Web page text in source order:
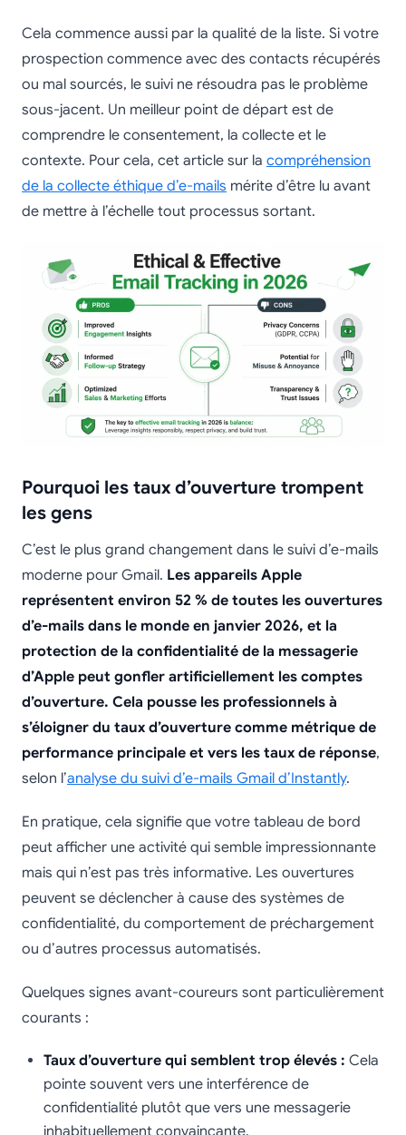
Cela commence aussi par la qualité de la liste. Si votre
prospection commence avec des contacts récupérés
ou mal sourcés, le suivi ne résoudra pas le problème
sous-jacent. Un meilleur point de départ est de
comprendre le consentement, la collecte et le
contexte. Pour cela, cet article sur la compréhension
de la collecte éthique d’e-mails mérite d’être lu avant
de mettre à l’échelle tout processus sortant.
Pourquoi les taux d’ouverture trompent
les gens
C’est le plus grand changement dans le suivi d’e-mails
moderne pour Gmail. Les appareils Apple
représentent environ 52 % de toutes les ouvertures
d’e-mails dans le monde en janvier 2026, et la
protection de la confidentialité de la messagerie
d’Apple peut gonfler artificiellement les comptes
d’ouverture. Cela pousse les professionnels à
s’éloigner du taux d’ouverture comme métrique de
performance principale et vers les taux de réponse,
selon l’analyse du suivi d’e-mails Gmail d’Instantly.
En pratique, cela signifie que votre tableau de bord
peut afficher une activité qui semble impressionnante
mais qui n’est pas très informative. Les ouvertures
peuvent se déclencher à cause des systèmes de
confidentialité, du comportement de préchargement
ou d’autres processus automatisés.
Quelques signes avant-coureurs sont particulièrement
courants :
Taux d’ouverture qui semblent trop élevés : Cela
pointe souvent vers une interférence de
confidentialité plutôt que vers une messagerie
inhabituellement convaincante.